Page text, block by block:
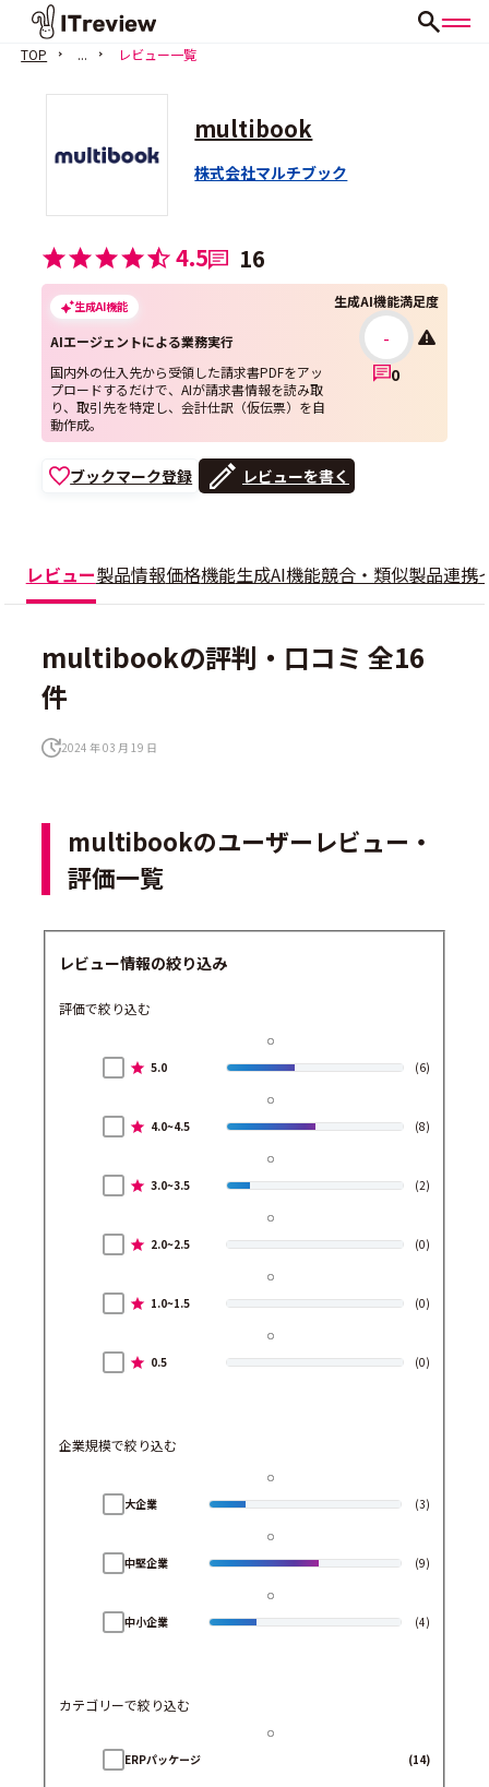
TOP ... レビュー一覧
multibook
株式会社マルチブック
4.5 16
生成AI機能
AIエージェントによる業務実行
国内外の仕入先から受領した請求書PDFをアッ
プロードするだけで、AIが請求書情報を読み取
り、取引先を特定し、会計仕訳（仮伝票）を自
動作成。
生成AI機能満足度
-
0
ブックマーク登録 レビューを書く
レビュー製品情報価格機能生成AI機能競合・類似製品連携
multibookの評判・口コミ 全16
件
2024 年 03 月 19 日
multibookのユーザーレビュー・
評価一覧
レビュー情報の絞り込み
評価で絞り込む
5.0 (6)
4.0~4.5 (8)
3.0~3.5 (2)
2.0~2.5 (0)
1.0~1.5 (0)
0.5 (0)
企業規模で絞り込む
大企業 (3)
中堅企業 (9)
中小企業 (4)
カテゴリーで絞り込む
ERPパッケージ (14)